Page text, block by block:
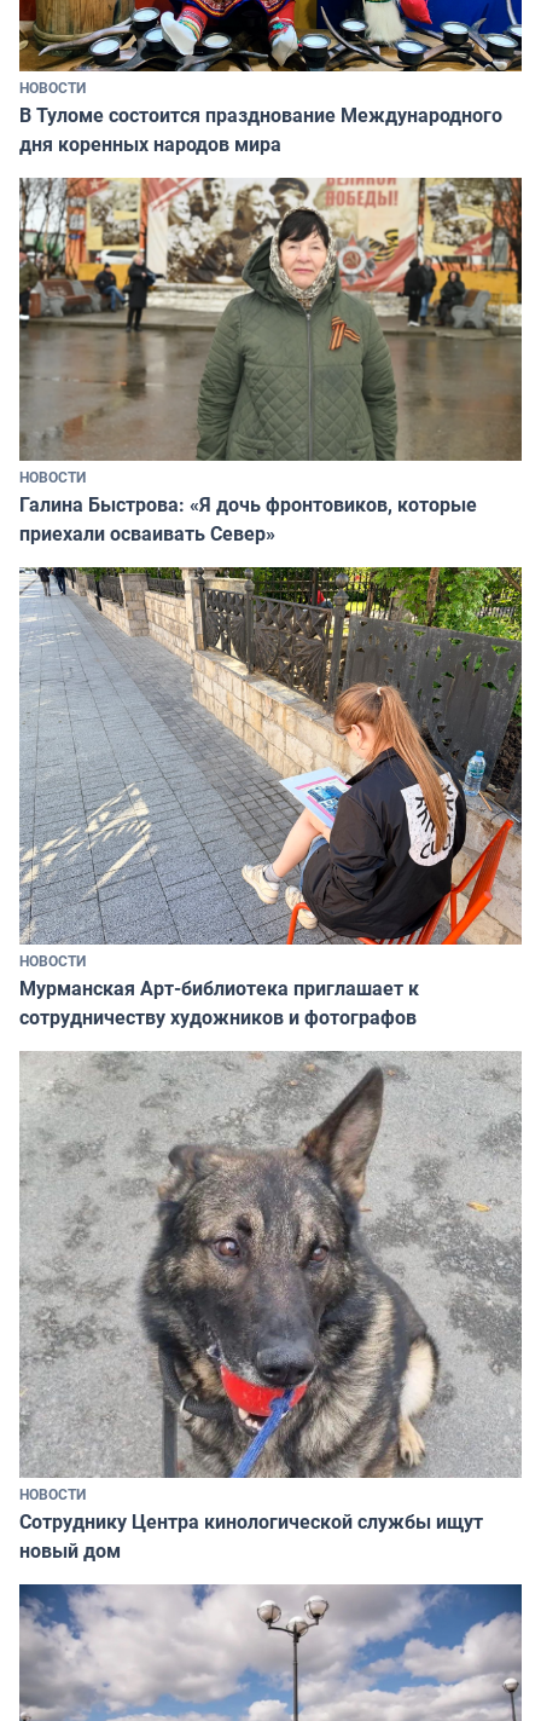
НОВОСТИ
В Туломе состоится празднование Международного
дня коренных народов мира
НОВОСТИ
Галина Быстрова: «Я дочь фронтовиков, которые
приехали осваивать Север»
НОВОСТИ
Мурманская Арт-библиотека приглашает к
сотрудничеству художников и фотографов
НОВОСТИ
Сотруднику Центра кинологической службы ищут
новый дом